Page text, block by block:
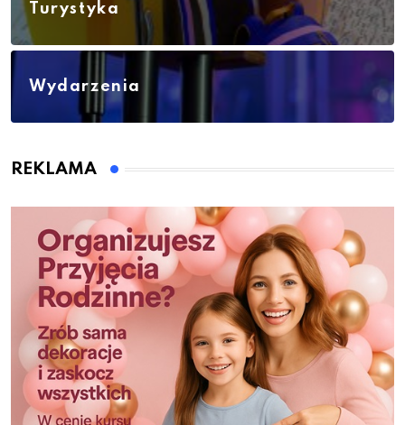
Turystyka
Wydarzenia
REKLAMA